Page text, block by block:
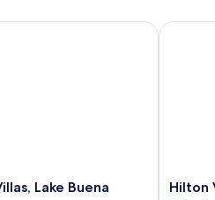
Lake Buena
Lake Buena Vista/Orlando
Hilton
Hilton
Hilton